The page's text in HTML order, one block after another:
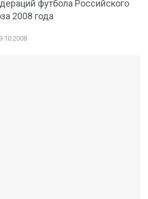
футбола Российского
2008 года